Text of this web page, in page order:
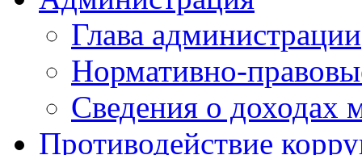
Глава администрации
Нормативно-
Сведения о
Противодействие